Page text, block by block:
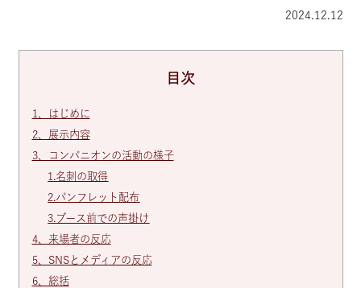
2024.12.12
目次
1、はじめに
2、展示内容
3、コンパニオンの活動の様子
1.名刺の取得
2.パンフレット配布
3.ブース前での声掛け
4、来場者の反応
5、SNSとメディアの反応
6、総括